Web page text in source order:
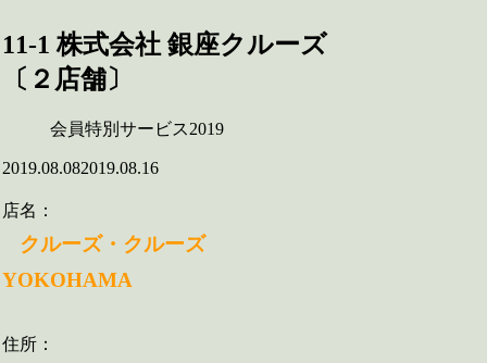
11-1 株式会社 銀座クルーズ
〔２店舗〕
会員特別サービス2019
2019.08.082019.08.16
店名：
クルーズ・クルーズ
YOKOHAMA
住所：